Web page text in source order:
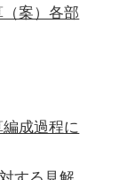
案）各部
成過程に